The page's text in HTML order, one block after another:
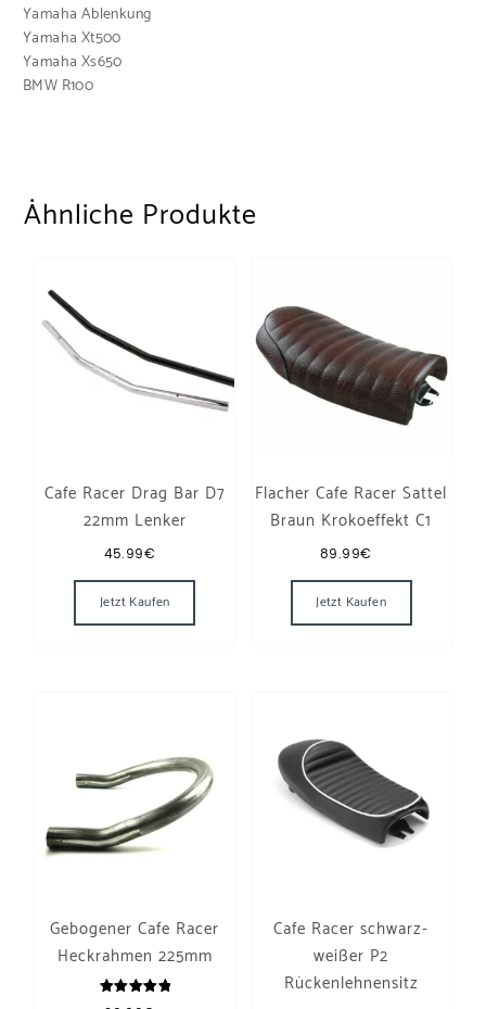
Yamaha Ablenkung
Yamaha Xt500
Yamaha Xs650
BMW R100
Ähnliche Produkte
Cafe Racer Drag Bar D7
22mm Lenker
45.99€
Jetzt Kaufen
Dieses Produkt weist mehrere Varianten
Flacher Cafe Racer Sattel
Braun Krokoeffekt C1
89.99€
Jetzt Kaufen
Gebogener Cafe Racer
Heckrahmen 225mm
Cafe Racer schwarz-
weißer P2
Rückenlehnensitz